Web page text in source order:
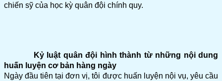
chiến sỹ của học kỳ quân đội chính quy.
Kỷ luật quân đội hình thành từ những nội dung
huấn luyện cơ bản hàng ngày
Ngày đầu tiên tại đơn vị, tôi được huấn luyện nội vụ, yêu cầu